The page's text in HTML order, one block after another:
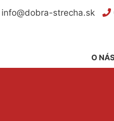
info@dobra-strecha.sk
O